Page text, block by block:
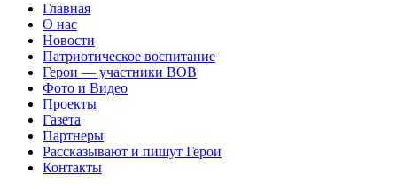
Главная
О нас
Новости
Патриотическое воспитание
Герои — участники ВОВ
Фото и Видео
Проекты
Газета
Партнеры
Рассказывают и пишут Герои
Контакты